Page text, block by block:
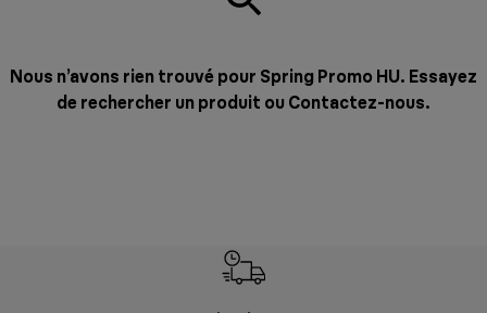
Nous n’avons rien trouvé pour Spring Promo HU. Essayez
de rechercher un produit ou Contactez-nous.